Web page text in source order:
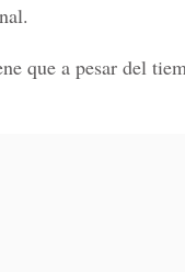
que a pesar del